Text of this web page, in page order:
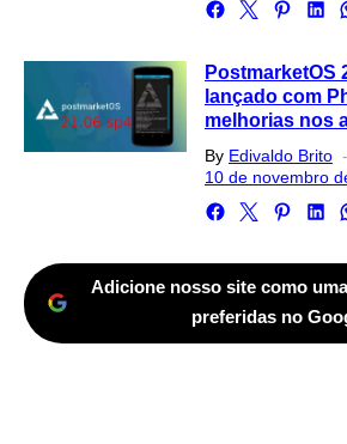
PostmarketOS
lançado com
melhorias nos
By Edivaldo Brito
10 de novembro
Adicione nosso site como
preferidas no